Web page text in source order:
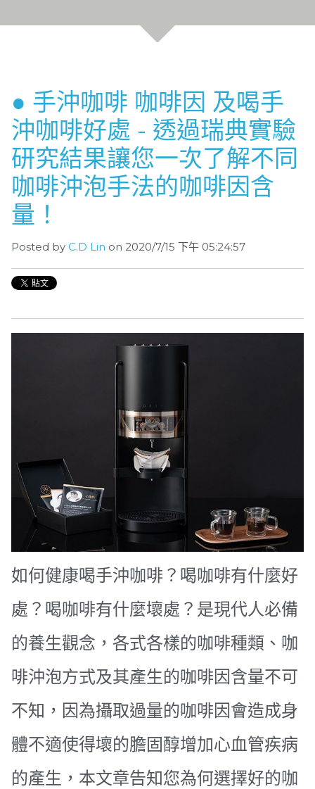
● 手沖咖啡 咖啡因 及喝手
沖咖啡好處 - 透過瑞典實驗
研究結果讓您一次了解不同
咖啡沖泡手法的咖啡因含
量！
Posted by C.D Lin on 2020/7/15 下午 05:24:57
如何健康喝手沖咖啡？喝咖啡有什麼好
處？喝咖啡有什麼壞處？是現代人必備
的養生觀念，各式各樣的咖啡種類、咖
啡沖泡方式及其產生的咖啡因含量不可
不知，因為攝取過量的咖啡因會造成身
體不適使得壞的膽固醇增加心血管疾病
的產生，本文章告知您為何選擇好的咖